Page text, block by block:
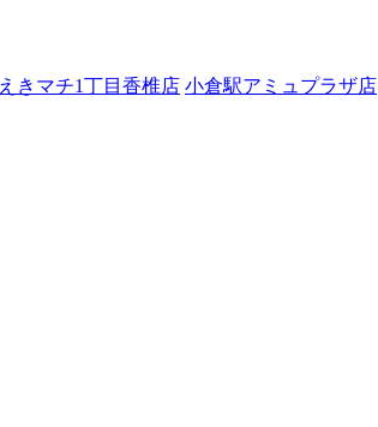
えきマチ1丁目香椎店 小倉駅アミュプラザ店